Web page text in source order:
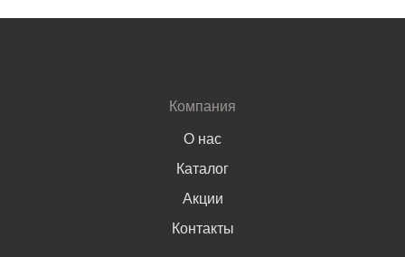
Компания
О нас
Каталог
Акции
Контакты